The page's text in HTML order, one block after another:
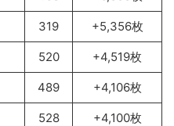
319 +5,356枚
520 +4,519枚
489 +4,106枚
528 +4,100枚